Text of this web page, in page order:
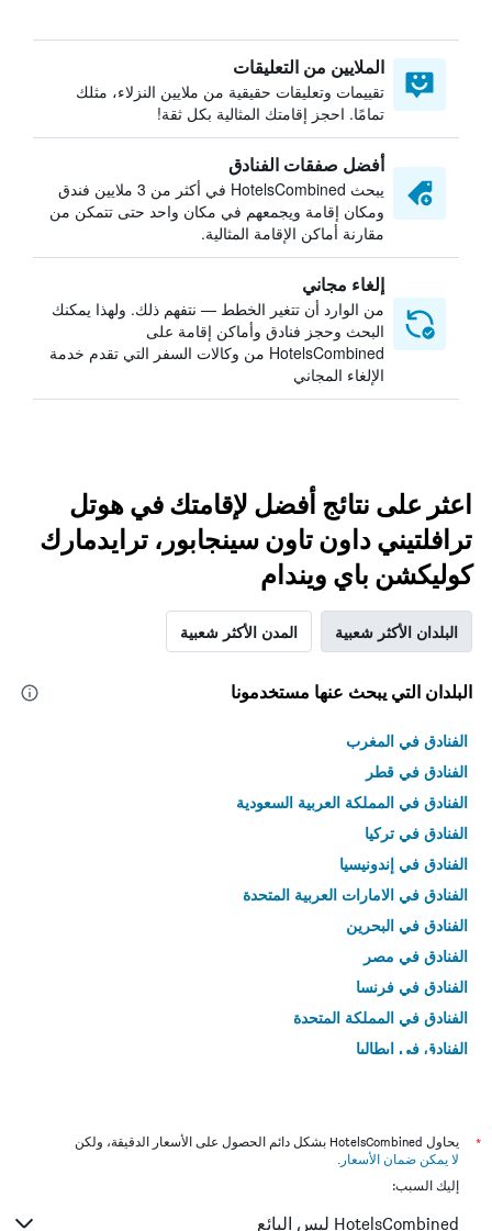
الملايين من التعليقات
تقييمات وتعليقات حقيقية من ملايين النزلاء، مثلك
تمامًا. احجز إقامتك المثالية بكل ثقة!
أفضل صفقات الفنادق
يبحث HotelsCombined في أكثر من 3 ملايين فندق
ومكان إقامة ويجمعهم في مكان واحد حتى تتمكن من
مقارنة أماكن الإقامة المثالية.
إلغاء مجاني
من الوارد أن تتغير الخطط — نتفهم ذلك. ولهذا يمكنك
البحث وحجز فنادق وأماكن إقامة على
HotelsCombined من وكالات السفر التي تقدم خدمة
الإلغاء المجاني
اعثر على نتائج أفضل لإقامتك في هوتل
ترافلتيني داون تاون سينجابور، ترايدمارك
كوليكشن باي ويندام
البلدان الأكثر شعبية المدن الأكثر شعبية
البلدان التي يبحث عنها مستخدمونا
الفنادق في المغرب
الفنادق في قطر
الفنادق في المملكة العربية السعودية
الفنادق في تركيا
الفنادق في إندونيسيا
الفنادق في الامارات العربية المتحدة
الفنادق في البحرين
الفنادق في مصر
الفنادق في فرنسا
الفنادق في المملكة المتحدة
الفنادق في إيطاليا
*
يحاول HotelsCombined بشكل دائم الحصول على الأسعار الدقيقة، ولكن
لا يمكن ضمان الأسعار .
إليك السبب:
HotelsCombined ليس البائع